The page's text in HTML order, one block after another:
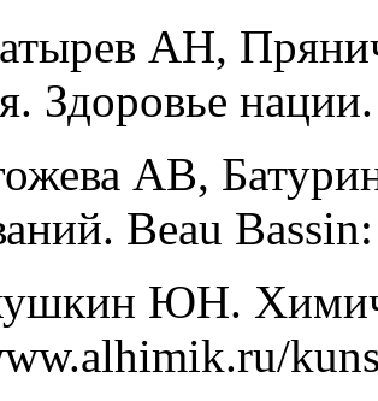
АН,
Здоровье
АВ,
Beau
ЮН.